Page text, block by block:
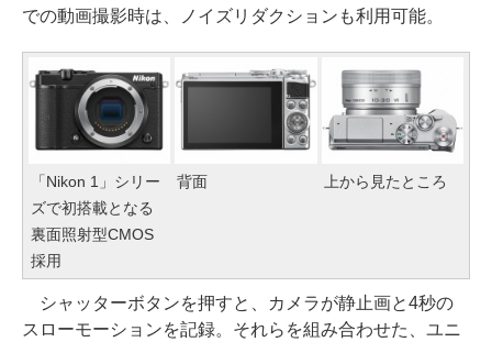
での動画撮影時は、ノイズリダクションも利用可能。
「Nikon 1」シリー
ズで初搭載となる
裏面照射型CMOS
採用
背面 上から見たところ
シャッターボタンを押すと、カメラが静止画と4秒の
スローモーションを記録。それらを組み合わせた、ユニ